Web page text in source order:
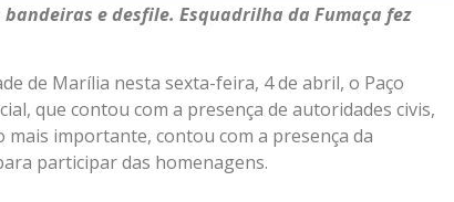
e desfile. Esquadrilha da Fumaça fez
de Marília nesta sexta-feira, 4 de abril, o Paço
que contou com a presença de autoridades civis,
mais importante, contou com a presença da
participar das homenagens.